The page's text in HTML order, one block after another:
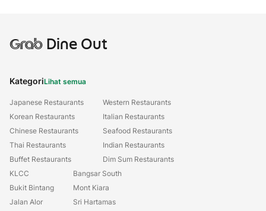
GrabDine Out
KategoriLihat semua
Japanese Restaurants
Korean Restaurants
Chinese Restaurants
Thai Restaurants
Buffet Restaurants
Western Restaurants
Italian Restaurants
Seafood Restaurants
Indian Restaurants
Dim Sum Restaurants
KLCC
Bukit Bintang
Jalan Alor
Bangsar South
Mont Kiara
Sri Hartamas